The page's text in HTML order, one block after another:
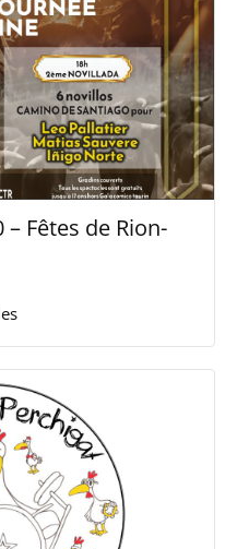
– Fêtes de Rion-